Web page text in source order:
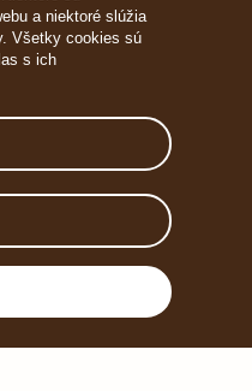
Prečo rezervovať priamo?
s.r.o.
GDPR
a niektoré slúžia
Všetky cookies sú
s ich